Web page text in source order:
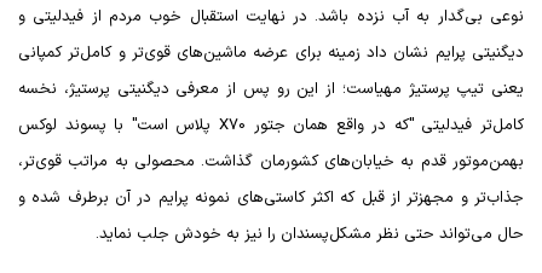
نوعی بی‌گدار به آب نزده باشد. در نهایت استقبال خوب مردم از فیدلیتی و
دیگنیتی پرایم نشان داد زمینه برای عرضه ماشین‌های قوی‌تر و کامل‌تر کمپانی
یعنی تیپ پرستیژ مهیاست؛ از این رو پس از معرفی دیگنیتی پرستیژ، نخسه
کامل‌تر فیدلیتی "که در واقع همان جتور X70 پلاس است" با پسوند لوکس
بهمن‌موتور قدم به خیابان‌های کشورمان گذاشت. محصولی به مراتب قوی‌تر،
جذاب‌تر و مجهزتر از قبل که اکثر کاستی‌های نمونه پرایم در آن برطرف شده و
حال می‌تواند حتی نظر مشکل‌پسندان را نیز به خودش جلب نماید.